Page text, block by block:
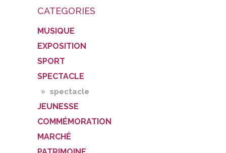
CATEGORIES
MUSIQUE
EXPOSITION
SPORT
SPECTACLE
spectacle
JEUNESSE
COMMÉMORATION
MARCHÉ